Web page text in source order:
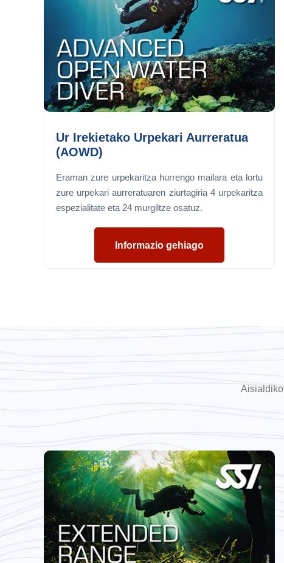
Ur Irekietako Urpekari Aurreratua
(AOWD)
Eraman zure urpekaritza hurrengo mailara eta lortu
zure urpekari aurreratuaren ziurtagiria 4 urpekaritza
espezialitate eta 24 murgiltze osatuz.
Informazio gehiago